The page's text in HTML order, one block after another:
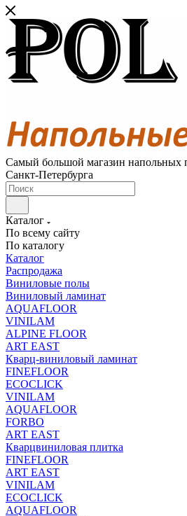
Самый большой магазин напольных
Санкт-Петербурга
Каталог
По всему сайту
По каталогу
Каталог
Распродажа
Виниловые полы
Виниловый ламинат
AQUAFLOOR
VINILAM
ALPINE FLOOR
ART EAST
Кварц-виниловый ламинат
FINEFLOOR
ECOCLICK
VINILAM
AQUAFLOOR
FORBO
ART EAST
Кварцвиниловая плитка
FINEFLOOR
ART EAST
VINILAM
ECOCLICK
AQUAFLOOR